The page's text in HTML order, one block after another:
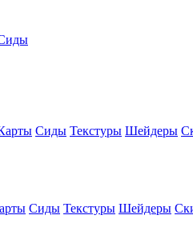
Сиды Текстуры Шейдеры
Сиды Текстуры Шейдеры